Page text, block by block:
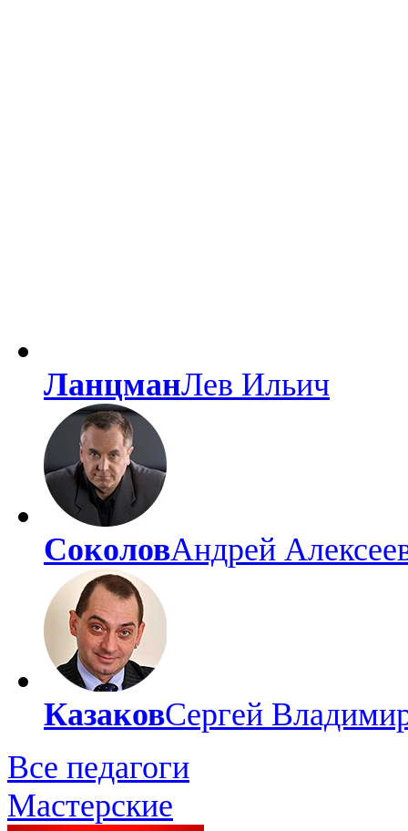
ЛанцманЛев Ильич
СоколовАндрей
КазаковСергей
Все педагоги
Мастерские